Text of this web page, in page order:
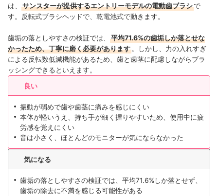
は、
サンスターが提供するエントリーモデルの電動歯ブラシで
す。反転式ブラシヘッドで、乾電池式で動きます。
歯垢の落としやすさの検証では、
平均71.6%の歯垢しか落とせな
かったため、丁寧に磨く必要があります 。しかし、力の入れすぎ
による反転数低減機能があるため、歯と歯茎に配慮しながらブラ
ッシングできるといえます。
良い
振動が弱めで歯や歯茎に痛みを感じにくい
本体が軽いうえ、持ち手が細く握りやすいため、使用中に疲
労感を覚えにくい
音は小さく、ほとんどのモニターが気にならなかった
気になる
歯垢の落としやすさの検証では、平均71.6%しか落とせず、
歯垢の除去に不満を感じる可能性がある